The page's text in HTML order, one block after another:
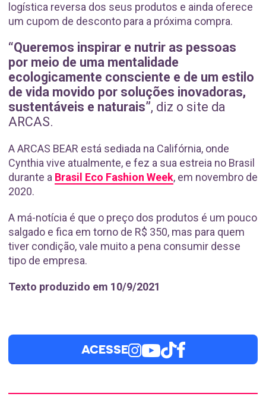
logística reversa dos seus produtos e ainda oferece
um cupom de desconto para a próxima compra.
“Queremos inspirar e nutrir as pessoas
por meio de uma mentalidade
ecologicamente consciente e de um estilo
de vida movido por soluções inovadoras,
sustentáveis e naturais”, diz o site da
ARCAS.
A ARCAS BEAR está sediada na Califórnia, onde
Cynthia vive atualmente, e fez a sua estreia no Brasil
durante a Brasil Eco Fashion Week, em novembro de
2020.
A má-notícia é que o preço dos produtos é um pouco
salgado e fica em torno de R$ 350, mas para quem
tiver condição, vale muito a pena consumir desse
tipo de empresa.
Texto produzido em 10/9/2021
ACESSE